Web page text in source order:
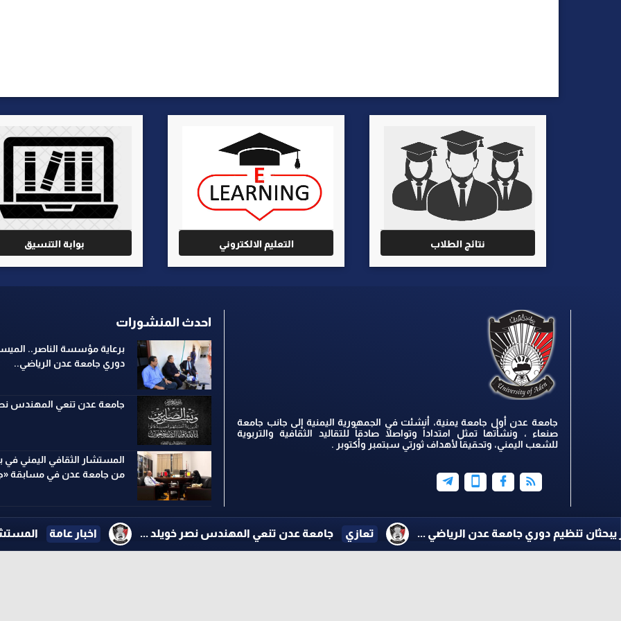
جامعة عدن الرياضي ... تعازي جامعة عدن تنعي المهندس نصر خويلد ... اخبار عامة المستشار الثقافي
نتائج الطلاب التعليم الالكتروني بوابة التنسيق
جامعة عدن أول جامعة يمنية، أنشئت في الجمهورية اليمنية إلى جانب جامعة
صنعاء ، ونشأتها تمثل امتداداً وتواصلاً صادقاً للتقاليد الثقافية والتربوية
للشعب اليمني، وتحقيقاً لأهداف ثورتي سبتمبر وأكتوبر .
احدث المنشورات
برعاية مؤسسة الناصر..
دوري جامعة عدن الرياضي..
جامعة عدن تنعي المهندس
المستشار الثقافي اليمني
من جامعة عدن في مسابقة